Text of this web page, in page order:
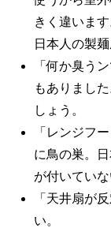
きく違います
日本人の製
「何か臭う
もありまし
しょう。
「レンジフ
に鳥の巣。
が付いてい
「天井扇が
い。